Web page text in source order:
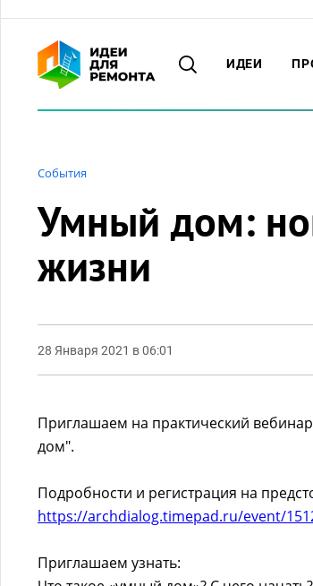
ИДЕИ
События
Умный дом:
жизни
28 Января 2021 в 06:01
Приглашаем на практический
дом".
Подробности и регистрация на
https://archdialog.timepad.ru/event/
Приглашаем узнать: